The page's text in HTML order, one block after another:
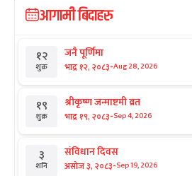
आगामी बिदाहरु
१२
शुक्र
जनै पूर्णिमा
भाद्र १२, २०८३-Aug 28, 2026
१९
शुक्र
श्रीकृष्ण जन्माष्टमी व्रत
भाद्र १९, २०८३-Sep 4, 2026
३
शनि
संविधान दिवस
असोज ३, २०८३-Sep 19, 2026